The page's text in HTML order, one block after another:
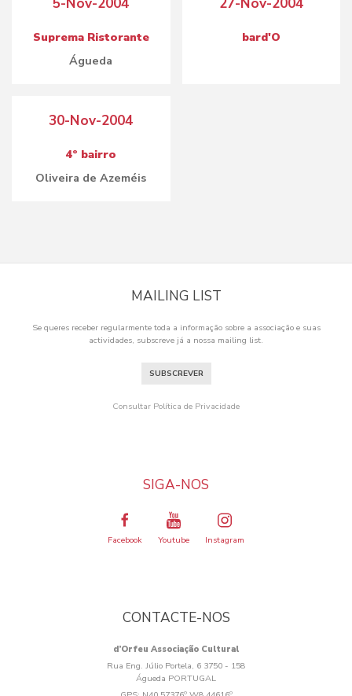
Suprema Ristorante
Águeda
bard'O
30-Nov-2004
4º bairro
Oliveira de Azeméis
MAILING LIST
Se queres receber regularmente toda a informação sobre a associação e suas
actividades, subscreve já a nossa mailing list.
SUBSCREVER
Consultar Política de Privacidade
SIGA-NOS
Facebook Youtube Instagram
CONTACTE-NOS
d’Orfeu Associação Cultural
Rua Eng. Júlio Portela, 6 3750 - 158
Águeda PORTUGAL